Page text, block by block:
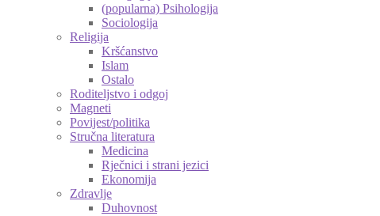
(popularna) Psihologija
Sociologija
Religija
Kršćanstvo
Islam
Ostalo
Roditeljstvo i odgoj
Magneti
Povijest/politika
Stručna literatura
Medicina
Rječnici i strani jezici
Ekonomija
Zdravlje
Duhovnost